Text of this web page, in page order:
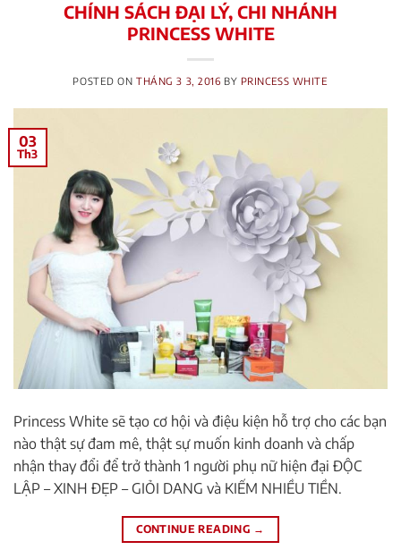
CHÍNH SÁCH ĐẠI LÝ, CHI NHÁNH
PRINCESS WHITE
POSTED ONTHÁNG 3 3, 2016 BY PRINCESS WHITE
03
Th3
Princess White sẽ tạo cơ hội và điệu kiện hỗ trợ cho các bạn
nào thật sự đam mê, thật sự muốn kinh doanh và chấp
nhận thay đổi để trở thành 1 người phụ nữ hiện đại ĐỘC
LẬP – XINH ĐẸP – GIỎI DANG và KIẾM NHIỀU TIỀN.
CONTINUE READING →